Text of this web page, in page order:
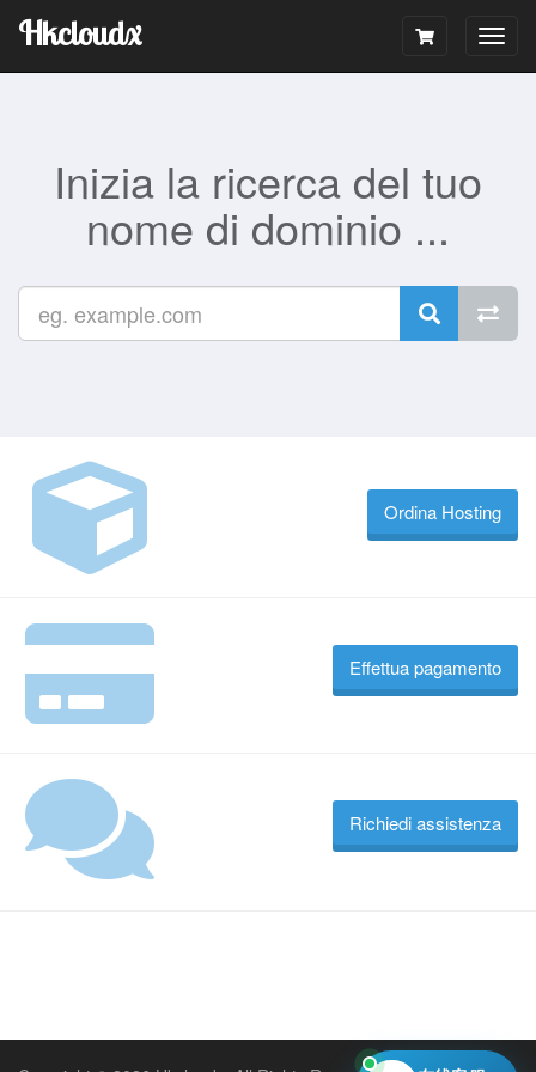
Hkcloudx
Inizia la ricerca del tuo
nome di dominio ...
Ordina Hosting
Effettua pagamento
Richiedi assistenza